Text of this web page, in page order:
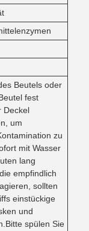
Beutels oder
fest
Deckel
um
zu
mit Wasser
lang
empfindlich
sollten
einstückige
und
spülen Sie